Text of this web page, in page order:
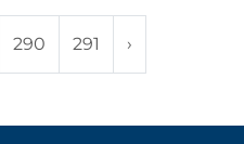
290 291 ›